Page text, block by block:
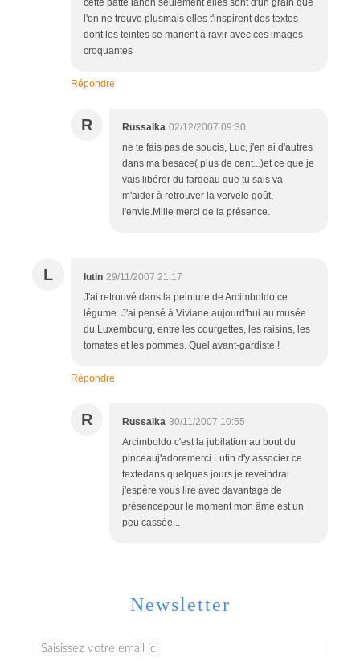
l'on ne trouve plusmais elles t'inspirent des textes
dont les teintes se marient à ravir avec ces images
croquantes
Répondre
R Russalka 02/12/2007 09:30
ne te fais pas de soucis, Luc, j'en ai d'autres
dans ma besace( plus de cent...)et ce que je
vais libérer du fardeau que tu sais va
m'aider à retrouver la vervele goût,
l'envie.Mille merci de la présence.
L lutin 29/11/2007 21:17
J'ai retrouvé dans la peinture de Arcimboldo ce
légume. J'ai pensé à Viviane aujourd'hui au musée
du Luxembourg, entre les courgettes, les raisins, les
tomates et les pommes. Quel avant-gardiste !
Répondre
R Russalka 30/11/2007 10:55
Arcimboldo c'est la jubilation au bout du
pinceauj'adoremerci Lutin d'y associer ce
textedans quelques jours je reveindrai
j'espère vous lire avec davantage de
présencepour le moment mon âme est un
peu cassée...
Newsletter